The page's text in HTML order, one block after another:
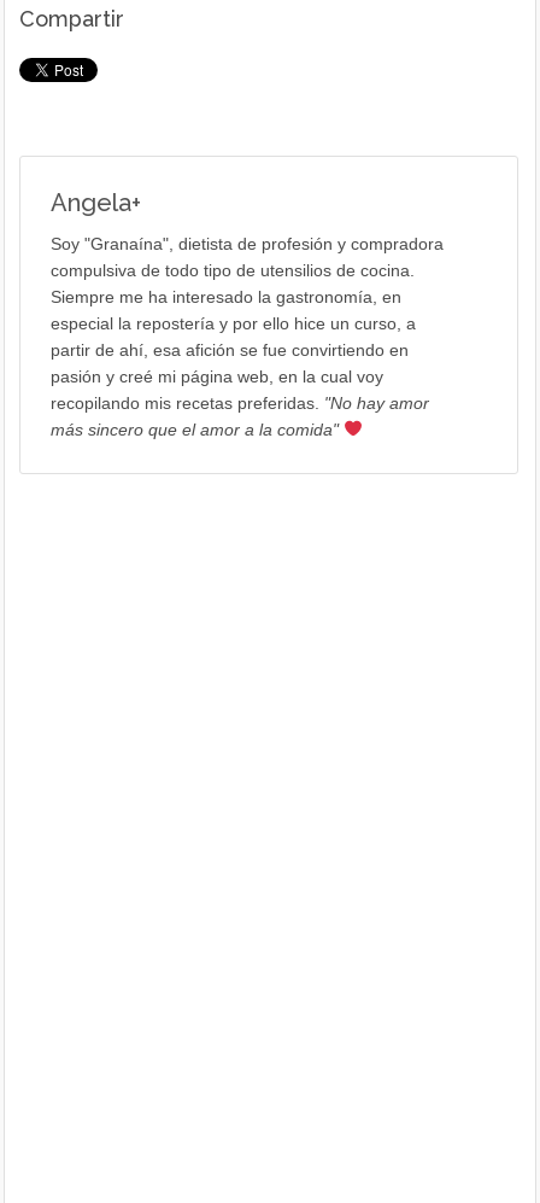
Compartir
Angela+
Soy "Granaína", dietista de profesión y compradora
compulsiva de todo tipo de utensilios de cocina.
Siempre me ha interesado la gastronomía, en
especial la repostería y por ello hice un curso, a
partir de ahí, esa afición se fue convirtiendo en
pasión y creé mi página web, en la cual voy
recopilando mis recetas preferidas. "No hay amor
más sincero que el amor a la comida"